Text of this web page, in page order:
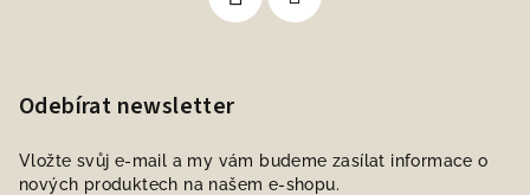
Odebírat newsletter
Vložte svůj e-mail a my vám budeme zasílat informace o
nových produktech na našem e-shopu.